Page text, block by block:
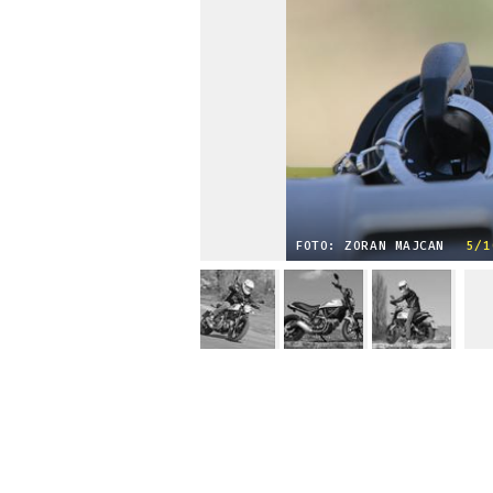
FOTO: ZORAN MAJCAN 5/